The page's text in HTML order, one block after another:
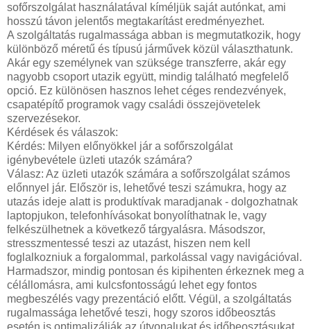
sofőrszolgálat használatával kíméljük saját autónkat, ami
hosszú távon jelentős megtakarítást eredményezhet.
A szolgáltatás rugalmassága abban is megmutatkozik, hogy
különböző méretű és típusú járművek közül választhatunk.
Akár egy személynek van szüksége transzferre, akár egy
nagyobb csoport utazik együtt, mindig található megfelelő
opció. Ez különösen hasznos lehet céges rendezvények,
csapatépítő programok vagy családi összejövetelek
szervezésekor.
Kérdések és válaszok:
Kérdés: Milyen előnyökkel jár a sofőrszolgálat
igénybevétele üzleti utazók számára?
Válasz: Az üzleti utazók számára a sofőrszolgálat számos
előnnyel jár. Először is, lehetővé teszi számukra, hogy az
utazás ideje alatt is produktívak maradjanak - dolgozhatnak
laptopjukon, telefonhívásokat bonyolíthatnak le, vagy
felkészülhetnek a következő tárgyalásra. Másodszor,
stresszmentessé teszi az utazást, hiszen nem kell
foglalkozniuk a forgalommal, parkolással vagy navigációval.
Harmadszor, mindig pontosan és kipihenten érkeznek meg a
célállomásra, ami kulcsfontosságú lehet egy fontos
megbeszélés vagy prezentáció előtt. Végül, a szolgáltatás
rugalmassága lehetővé teszi, hogy szoros időbeosztás
esetén is optimalizálják az útvonalukat és időbeosztásukat.